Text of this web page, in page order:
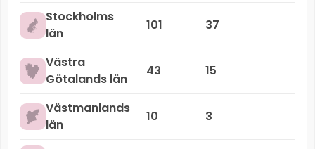
Stockholms
län
101 37
Västra
Götalands län
43 15
Västmanlands
län
10 3